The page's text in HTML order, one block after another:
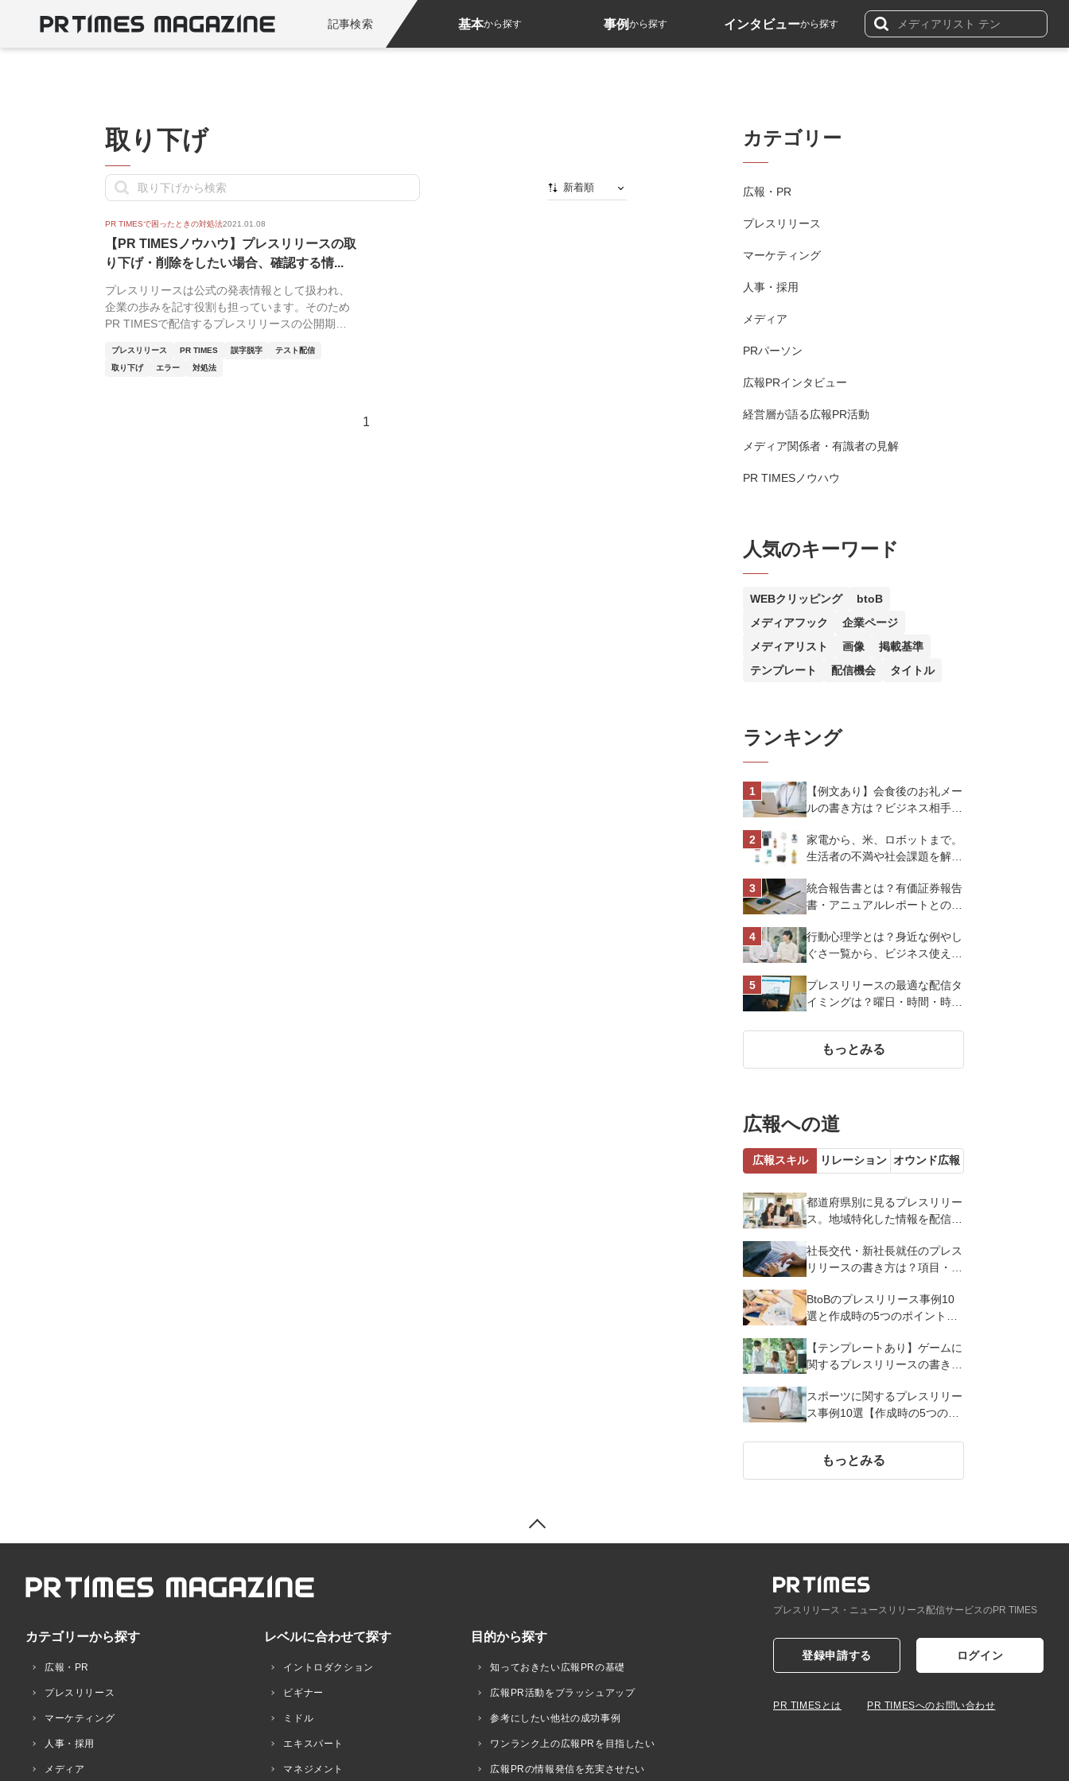
記事検索 基本から探す 事例から探す インタビューから探す
取り下げ
新着順
PR TIMESで困ったときの対処法2021.01.08
【PR TIMESノウハウ】プレスリリースの取
り下げ・削除をしたい場合、確認する情...
プレスリリースは公式の発表情報として扱われ、
企業の歩みを記す役割も担っています。そのため
PR TIMESで配信するプレスリリースの公開期限
プレスリリース PR TIMES 誤字脱字
テスト配信
取り下げ
エラー 対処法
1
カテゴリー
広報・PR
プレスリリース
マーケティング
人事・採用
メディア
PRパーソン
広報PRインタビュー
経営層が語る広報PR活動
メディア関係者・有識者の見解
PR TIMESノウハウ
人気のキーワード
WEBクリッピング
btoB
メディアフック
企業ページ
メディアリスト
画像
掲載基準
テンプレート
配信機会 タイトル
ランキング
【例文あり】会食後のお礼メー
ルの書き方は？ビジネス相手に
トを解説
家電から、米、ロボットまで。
生活者の不満や社会課題を解決
スオーヤマ株式会社
統合報告書とは？有価証券報告
書・アニュアルレポートとの違
行動心理学とは？身近な例やし
ぐさ一覧から、ビジネス使える
プレスリリースの最適な配信タ
イミングは？曜日・時間・時期
化させよう
もっとみる
広報への道
広報スキル リレーション オウンド広報
都道府県別に見るプレスリリー
ス。地域特化した情報を配信す
社長交代・新社長就任のプレス
リリースの書き方は？項目・ポ
BtoBのプレスリリース事例10
選と作成時の5つのポイントを
【テンプレートあり】ゲームに
関するプレスリリースの書き方
スポーツに関するプレスリリー
ス事例10選【作成時の5つのポ
もっとみる
カテゴリーから探す
広報・PR
プレスリリース
マーケティング
人事・採用
メディア
レベルに合わせて探す
イントロダクション
ビギナー
ミドル
エキスパート
マネジメント
目的から探す
知っておきたい広報PRの基礎
広報PR活動をブラッシュアップ
参考にしたい他社の成功事例
ワンランク上の広報PRを目指したい
広報PRの情報発信を充実させたい
プレスリリース・ニュースリリース配信サービスのPR TIMES
登録申請する ログイン
PR TIMESとは PR TIMESへのお問い合わせ